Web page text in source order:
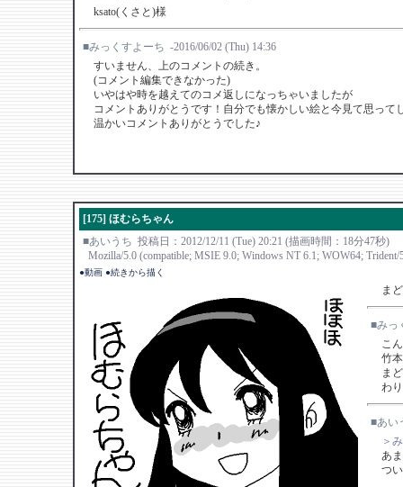
ksato(くさと)様
■みっくすよーち -2016/06/02 (Thu) 14:36
すいません、上のコメントの続き。
(コメント編集できなかった)
いやはや時を越えてのコメ返しになっちゃいましたが
コメントありがとうです！自分でも懐かしい絵と今見て思って
温かいコメントありがとうでした♪
[175] ほむらちゃん
■あいうち 投稿日：2012/12/11 (Tue) 20:21 (描画時間：18分47秒)
Mozilla/5.0 (compatible; MSIE 9.0; Windows NT 6.1; WOW64; Trident/
●動画 ●続きから描く
ま
■みっ
こ
竹
ま
わ
■あい
＞
あ
つ